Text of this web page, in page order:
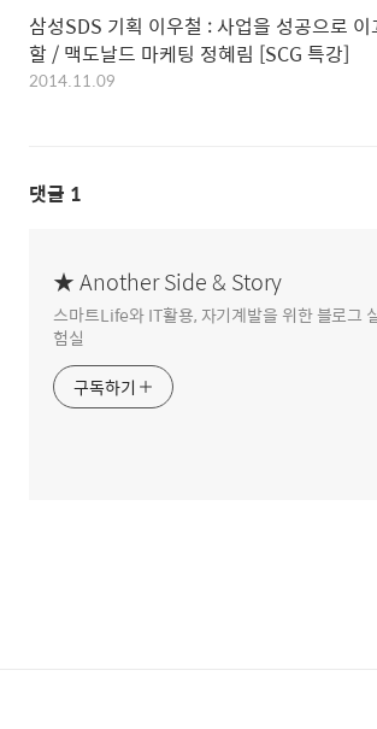
삼성SDS 기획 이우철 : 사업을 성공으로
할 / 맥도날드 마케팅 정혜림 [SCG 특강]
2014.11.09
댓글 1
★ Another Side & Story
스마트Life와 IT활용, 자기계발을 위한 블로그
험실
구독하기